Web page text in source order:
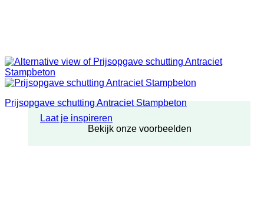
Laat je inspireren
Bekijk onze voorbeelden
Prijsopgave schutting Antraciet Stampbeton